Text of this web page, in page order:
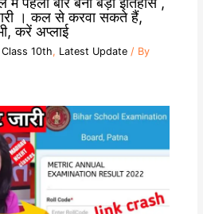
। कल से करवा सकते हैं,
करें अप्लाई
Class 10th, Latest Update/ By